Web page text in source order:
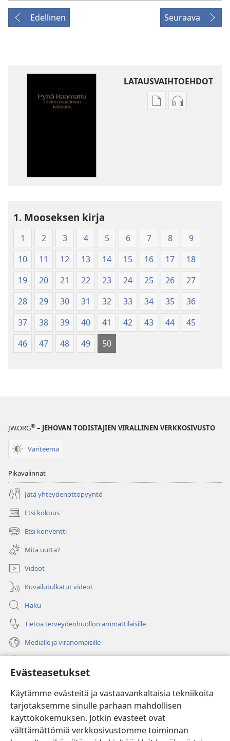
Evästeasetukset
Käytämme evästeitä ja vastaavankaltaisia tekniikoita
tarjotaksemme sinulle parhaan mahdollisen
käyttökokemuksen. Jotkin evästeet ovat
välttämättömiä verkkosivustomme toiminnan
Edellinen Seuraava
LATAUSVAIHTOEHDOT
JulkaisujenÄänitteiden
1. Mooseksen kirja
1 2 3 4 5 6 7 8
9
10
11 12 13 14 15 16 17
18
19
20 21 22 23 24 25 26
27
28
29 30 31 32 33 34 35
36
37
38 39 40 41 42 43 44
45
46
47 48 49 50
JW.ORG® – JEHOVAN TODISTAJIEN VIRALLINEN VERKKOSIVUSTO
Väriteema
Pikavalinnat
Jätä yhteydenottopyyntö
Etsi kokous
(avaa
uuden
ikkunan)
Etsi konventti
(avaa
uuden
ikkunan)
Mitä uutta?
Videot
Kuvailutulkatut videot
Haku
Tietoa terveydenhuollon ammattilaisille
Medialle ja viranomaisille
(avaa
uuden
ikkunan)Vartiotornin VERKKOKIRJASTO
(avaa
uuden
JW Hub ®